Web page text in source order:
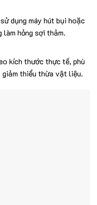
dụng máy hút bụi hoặc
làm hỏng sợi thảm.
kích thước thực tế, phù
thiểu thừa vật liệu.